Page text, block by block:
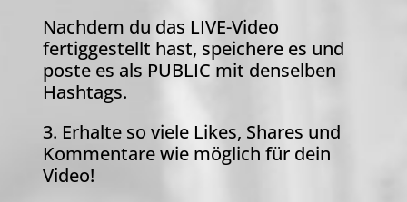
Nachdem du das LIVE-Video
fertiggestellt hast, speichere es und
poste es als PUBLIC mit denselben
Hashtags.
3. Erhalte so viele Likes, Shares und
Kommentare wie möglich für dein
Video!